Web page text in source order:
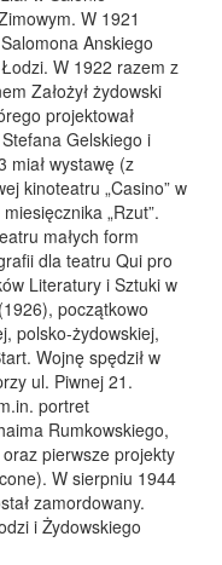
W 1921
Anskiego
W 1922 razem z
Założył żydowski
projektował
Gelskiego i
miał wystawę (z
kinoteatru „Casino” w
„Rzut”.
małych form
dla teatru Qui pro
Literatury i Sztuki w
początkowo
polsko-żydowskiej,
Wojnę spędził w
ul. Piwnej 21.
portret
Rumkowskiego,
pierwsze projekty
W sierpniu 1944
zamordowany.
i Żydowskiego